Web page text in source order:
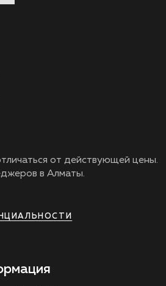
от действующей цены.
в Алматы.